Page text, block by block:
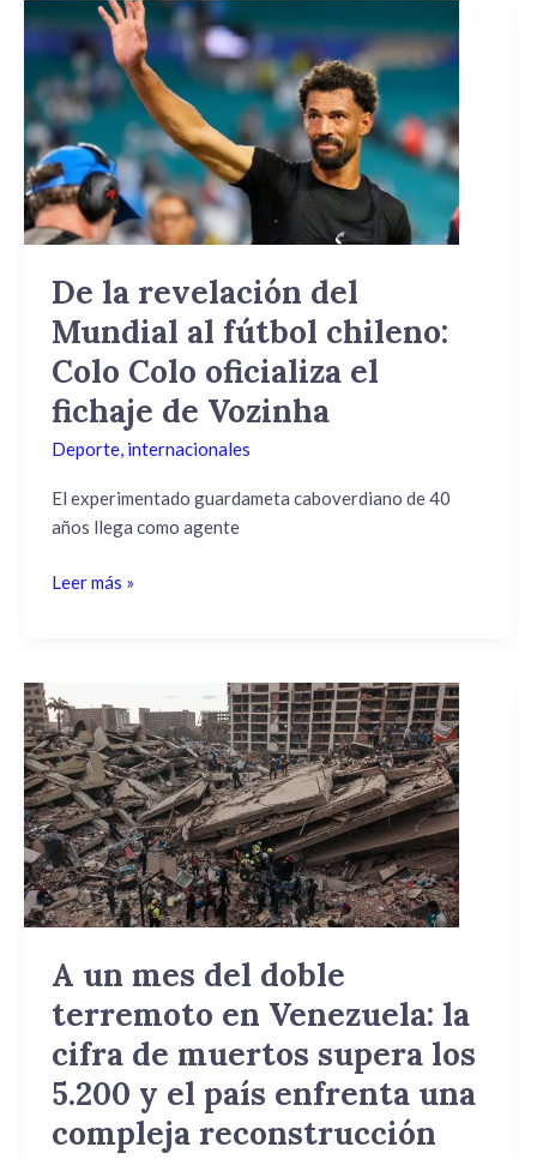
De la revelación del
Mundial al fútbol chileno:
Colo Colo oficializa el
fichaje de Vozinha
Deporte, internacionales
El experimentado guardameta caboverdiano de 40
años llega como agente
De
revelación
del
Mundial
al
fútbol
chileno:
Colo
oficializa
el
fichaje
de
Vozinha
Leer más »
A un mes del doble
terremoto en Venezuela: la
cifra de muertos supera los
5.200 y el país enfrenta una
compleja reconstrucción
A
un
mes
del
doble
terremoto
en
Venezuela:
la
de
muertos
supera
los
5.200
y